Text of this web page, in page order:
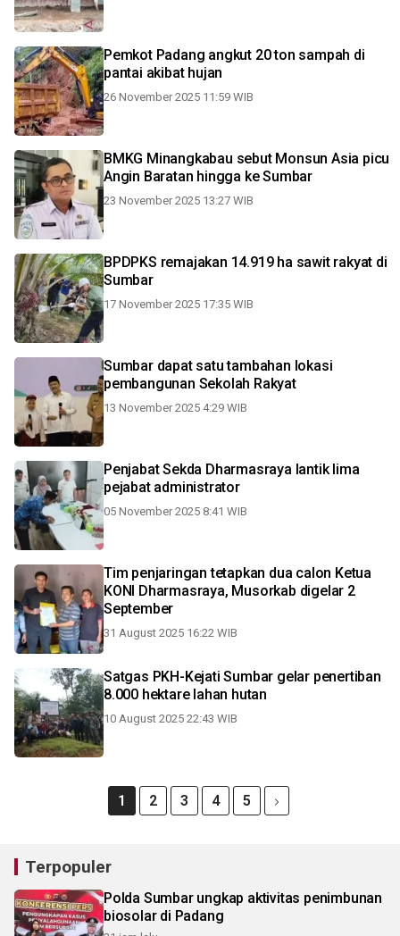
Pemkot Padang angkut 20 ton sampah di
pantai akibat hujan
26 November 2025 11:59 WIB
BMKG Minangkabau sebut Monsun Asia picu
Angin Baratan hingga ke Sumbar
23 November 2025 13:27 WIB
BPDPKS remajakan 14.919 ha sawit rakyat di
Sumbar
17 November 2025 17:35 WIB
Sumbar dapat satu tambahan lokasi
pembangunan Sekolah Rakyat
13 November 2025 4:29 WIB
Penjabat Sekda Dharmasraya lantik lima
pejabat administrator
05 November 2025 8:41 WIB
Tim penjaringan tetapkan dua calon Ketua
KONI Dharmasraya, Musorkab digelar 2
September
31 August 2025 16:22 WIB
Satgas PKH-Kejati Sumbar gelar penertiban
8.000 hektare lahan hutan
10 August 2025 22:43 WIB
1 2 3 4 5
Terpopuler
Polda Sumbar ungkap aktivitas penimbunan
biosolar di Padang